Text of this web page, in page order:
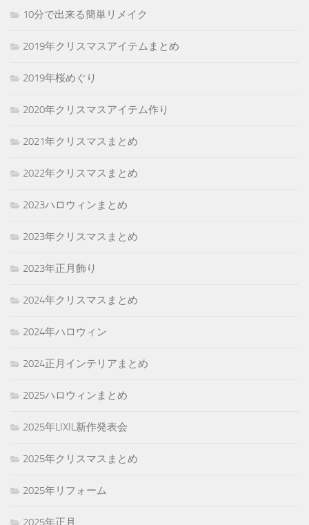
10分で出来る簡単リメイク
2019年クリスマスアイテムまとめ
2019年桜めぐり
2020年クリスマスアイテム作り
2021年クリスマスまとめ
2022年クリスマスまとめ
2023ハロウィンまとめ
2023年クリスマスまとめ
2023年正月飾り
2024年クリスマスまとめ
2024年ハロウィン
2024正月インテリアまとめ
2025ハロウィンまとめ
2025年LIXIL新作発表会
2025年クリスマスまとめ
2025年リフォーム
2025年正月